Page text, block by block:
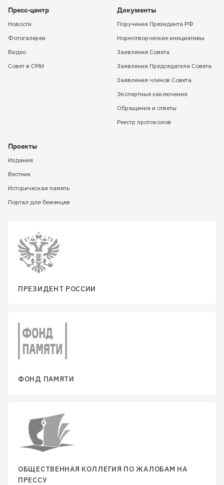
Пресс-центр
Новости
Фотогалереи
Видео
Совет в СМИ
Документы
Поручения Президента РФ
Нормотворческие инициативы
Заявления Совета
Заявления Председателя Совета
Заявления членов Совета
Экспертные заключения
Обращения и ответы
Реестр протоколов
Проекты
Издания
Вестник
Историческая память
Портал для беженцев
ПРЕЗИДЕНТ РОССИИ
ФОНД ПАМЯТИ
ОБЩЕСТВЕННАЯ КОЛЛЕГИЯ ПО ЖАЛОБАМ НА
ПРЕССУ